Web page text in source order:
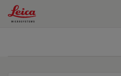
Leica Microsystems Logo